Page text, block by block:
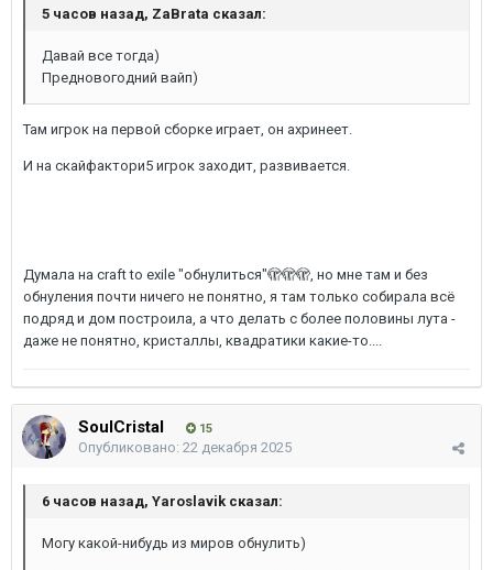
5 часов назад, ZaBrata сказал:
Давай все тогда)
Предновогодний вайп)
Там игрок на первой сборке играет, он ахринеет.
И на скайфактори5 игрок заходит, развивается.
Думала на craft to exile "обнулиться"🫣🫣🫣, но мне там и без
обнуления почти ничего не понятно, я там только собирала всё
подряд и дом построила, а что делать с более половины лута -
даже не понятно, кристаллы, квадратики какие-то....
SoulCristal 15
Опубликовано: 22 декабря 2025
6 часов назад, Yaroslavik сказал:
Могу какой-нибудь из миров обнулить)